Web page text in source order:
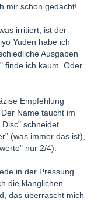
mir schon gedacht!
irritiert, ist der
Yuden habe ich
Ausgaben
finde ich kaum. Oder
Empfehlung
Name taucht im
schneidet
(was immer das ist),
nur 2/4).
in der Pressung
die klanglichen
das überrascht mich